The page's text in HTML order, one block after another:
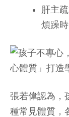
肝主
煩躁
張若偉認為，
種常見體質，